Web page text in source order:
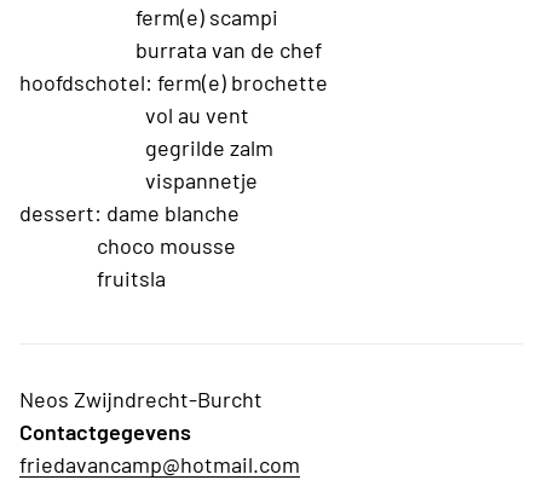
ferm(e) scampi
burrata van de chef
hoofdschotel: ferm(e) brochette
vol au vent
gegrilde zalm
vispannetje
dessert: dame blanche
choco mousse
fruitsla
Neos Zwijndrecht-Burcht
Contactgegevens
friedavancamp@hotmail.com